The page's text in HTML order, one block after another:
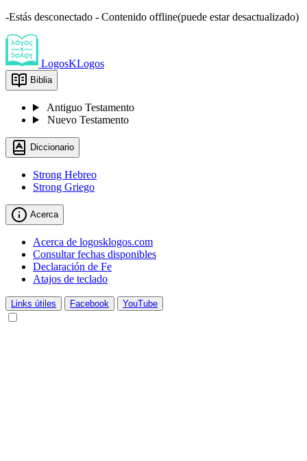
-Estás desconectado - Contenido offline(puede estar desactualizado)
LogosKLogos
Biblia
Antiguo Testamento
Nuevo Testamento
Diccionario
Strong Hebreo
Strong Griego
Acerca
Acerca de logosklogos.com
Consultar fechas disponibles
Declaración de Fe
Atajos de teclado
Links útiles Facebook YouTube